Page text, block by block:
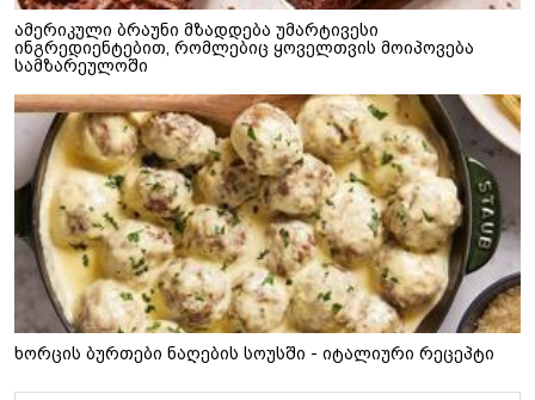
ამერიკული ბრაუნი მზადდება უმარტივესი
ინგრედიენტებით, რომლებიც ყოველთვის მოიპოვება
სამზარეულოში
ხორცის ბურთები ნაღების სოუსში - იტალიური რეცეპტი